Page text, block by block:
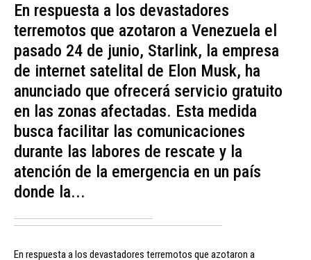
En respuesta a los devastadores
terremotos que azotaron a Venezuela el
pasado 24 de junio, Starlink, la empresa
de internet satelital de Elon Musk, ha
anunciado que ofrecerá servicio gratuito
en las zonas afectadas. Esta medida
busca facilitar las comunicaciones
durante las labores de rescate y la
atención de la emergencia en un país
donde la...
En respuesta a los devastadores terremotos que azotaron a